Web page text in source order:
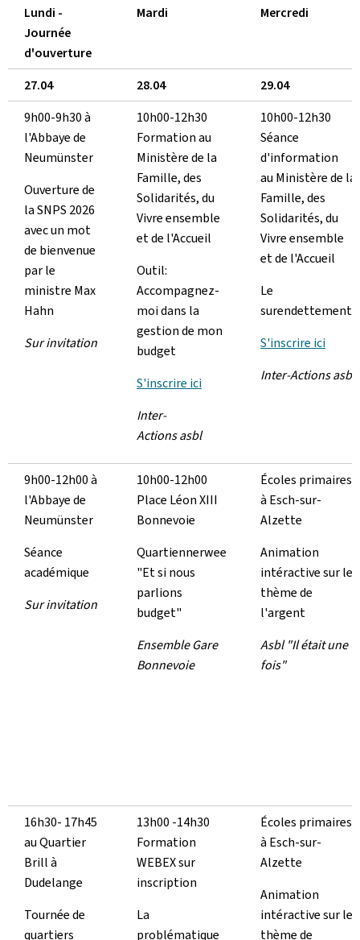
Lundi -
Journée
d'ouverture
Mardi Mercredi
27.04 28.04
29.04
9h00-9h30 à
l'Abbaye de
Neumünster
Ouverture de
la SNPS 2026
avec un mot
de bienvenue
par le
ministre Max
Hahn
Sur invitation
10h00-12h30
Formation au
Ministère de la
Famille, des
Solidarités, du
Vivre ensemble
et de l'Accueil
Outil:
Accompagnez-
moi dans la
gestion de mon
budget
S'inscrire ici
Inter-
Actions asbl
10h00-12h30
Séance
d'information
au Ministère de la
Famille, des
Solidarités, du
Vivre ensemble
et de l'Accueil
Le
surendettement
S'inscrire ici
Inter-Actions asbl
9h00-12h00 à
l'Abbaye de
Neumünster
Séance
académique
Sur invitation
10h00-12h00
Place Léon XIII
Bonnevoie
Quartiennerwee
"Et si nous
parlions
budget"
Ensemble Gare
Bonnevoie
Écoles primaires
à Esch-sur-
Alzette
Animation
intéractive sur le
thème de
l'argent
Asbl "Il était une
fois"
16h30- 17h45
au Quartier
Brill à
Dudelange
Tournée de
quartiers
13h00 -14h30
Formation
WEBEX sur
inscription
La
problématique
Écoles primaires
à Esch-sur-
Alzette
Animation
intéractive sur le
thème de